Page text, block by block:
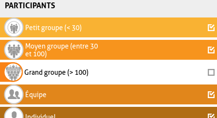
PARTICIPANTS
Petit groupe (< 30)
Moyen groupe (entre 30
et 100)
Grand groupe (> 100)
Équipe